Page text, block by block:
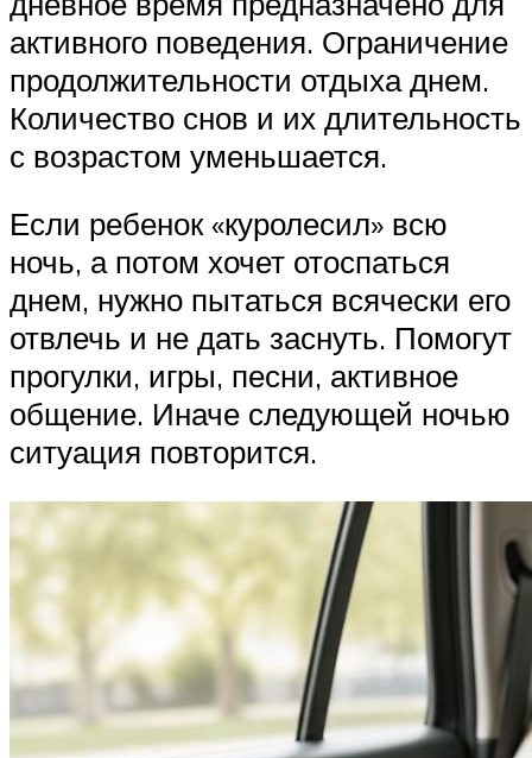
активного поведения. Ограничение
продолжительности отдыха днем.
Количество снов и их длительность
с возрастом уменьшается.
Если ребенок «куролесил» всю
ночь, а потом хочет отоспаться
днем, нужно пытаться всячески его
отвлечь и не дать заснуть. Помогут
прогулки, игры, песни, активное
общение. Иначе следующей ночью
ситуация повторится.